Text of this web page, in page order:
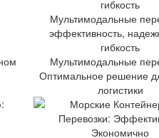
Мультимодальные
эффективность,
гибкость
Мультимодальные
Оптимальное решение
логистики